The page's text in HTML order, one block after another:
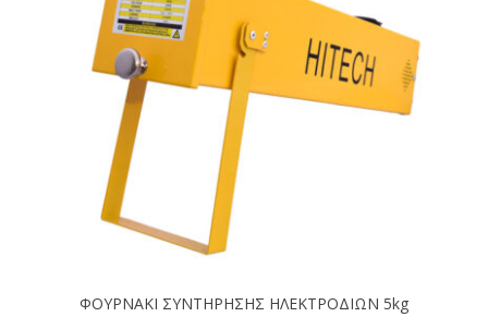
ΦΟΥΡΝΑΚΙ ΣΥΝΤΗΡΗΣΗΣ ΗΛΕΚΤΡΟΔΙΩΝ 5kg